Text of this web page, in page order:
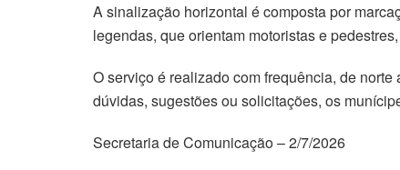
A sinalização horizontal é composta por
legendas, que orientam motoristas e
O serviço é realizado com frequência, de
dúvidas, sugestões ou solicitações, os
Secretaria de Comunicação – 2/7/2026